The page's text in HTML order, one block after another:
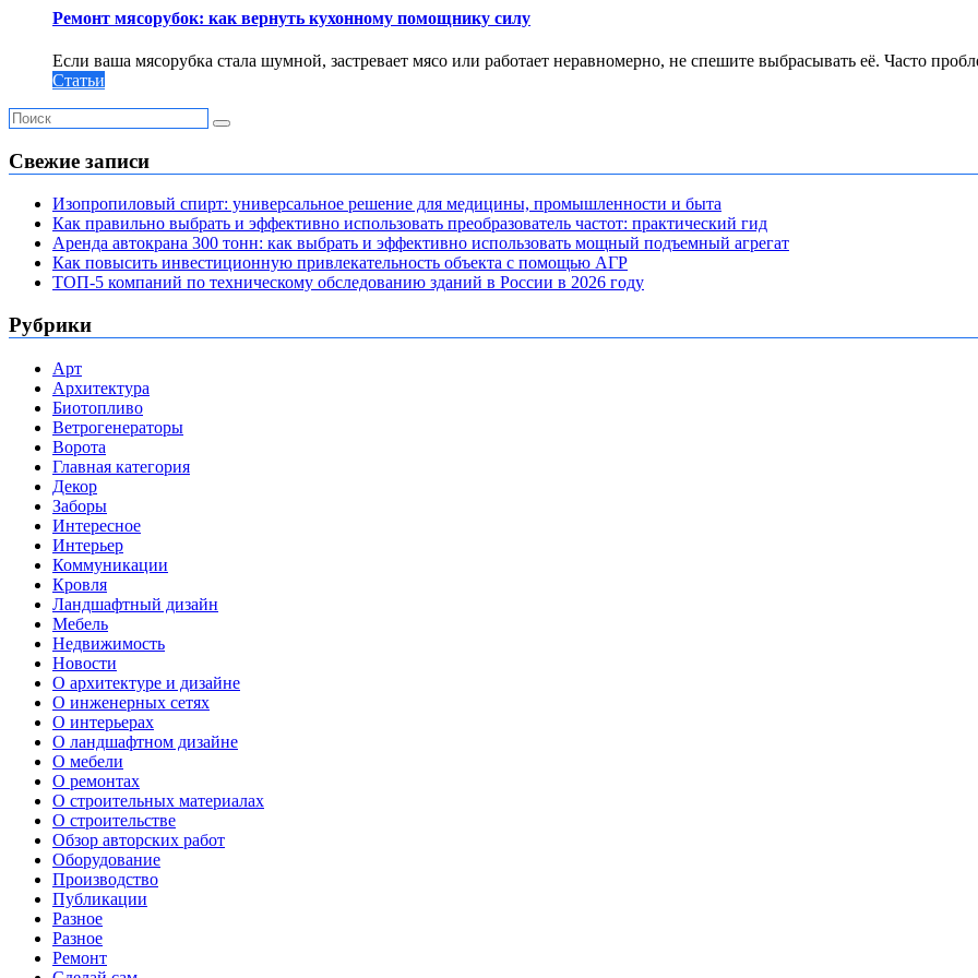
Ремонт мясорубок: как вернуть кухонному помощнику силу
Если ваша мясорубка стала шумной, застревает мясо или работает неравномерно, не спешите выбрасывать её. Часто
Статьи
Свежие записи
Изопропиловый спирт: универсальное решение для медицины, промышленности и быта
Как правильно выбрать и эффективно использовать преобразователь частот: практический гид
Аренда автокрана 300 тонн: как выбрать и эффективно использовать мощный подъемный агрегат
Как повысить инвестиционную привлекательность объекта с помощью АГР
ТОП-5 компаний по техническому обследованию зданий в России в 2026 году
Рубрики
Арт
Архитектура
Биотопливо
Ветрогенераторы
Ворота
Главная категория
Декор
Заборы
Интересное
Интерьер
Коммуникации
Кровля
Ландшафтный дизайн
Мебель
Недвижимость
Новости
О архитектуре и дизайне
О инженерных сетях
О интерьерах
О ландшафтном дизайне
О мебели
О ремонтах
О строительных материалах
О строительстве
Обзор авторских работ
Оборудование
Производство
Публикации
Разное
Разное
Ремонт